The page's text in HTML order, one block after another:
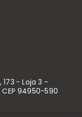
- Loja 3 -
94950-590